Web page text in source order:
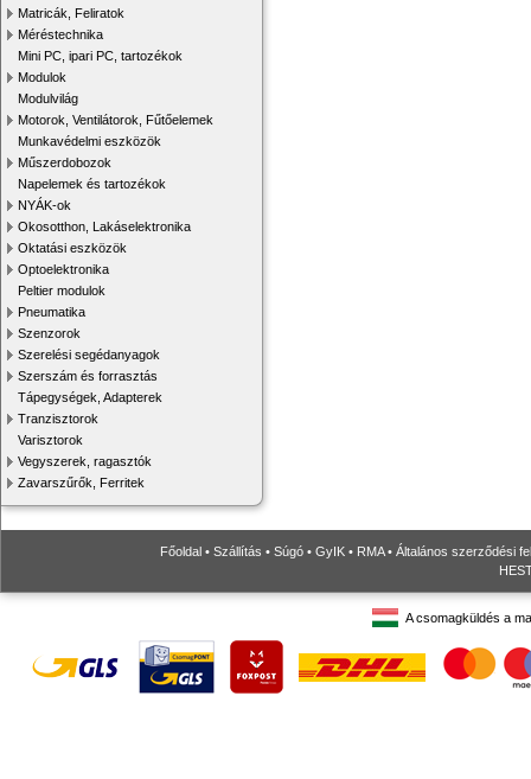
Matricák, Feliratok
Méréstechnika
Mini PC, ipari PC, tartozékok
Modulok
Modulvilág
Motorok, Ventilátorok, Fűtőelemek
Munkavédelmi eszközök
Műszerdobozok
Napelemek és tartozékok
NYÁK-ok
Okosotthon, Lakáselektronika
Oktatási eszközök
Optoelektronika
Peltier modulok
Pneumatika
Szenzorok
Szerelési segédanyagok
Szerszám és forrasztás
Tápegységek, Adapterek
Tranzisztorok
Varisztorok
Vegyszerek, ragasztók
Zavarszűrők, Ferritek
Főoldal • Szállítás • Súgó • GyIK • RMA• Általános szerződési
A csomagküldés a